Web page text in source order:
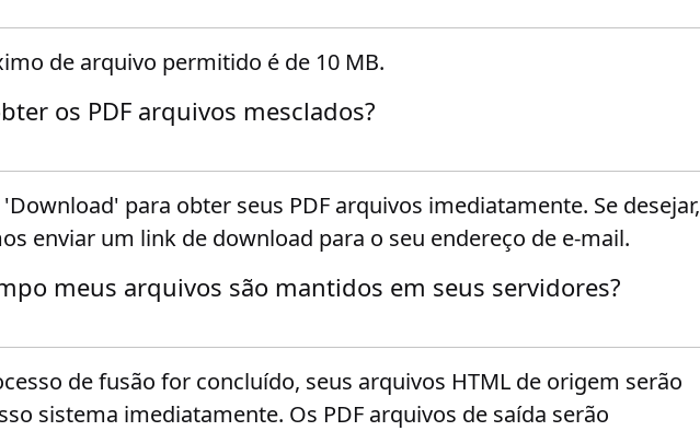
de arquivo permitido é de 10 MB.
os PDF arquivos mesclados?
para obter seus PDF arquivos imediatamente. Se desejar,
enviar um link de download para o seu endereço de e-mail.
meus arquivos são mantidos em seus servidores?
de fusão for concluído, seus arquivos HTML de origem serão
sistema imediatamente. Os PDF arquivos de saída serão